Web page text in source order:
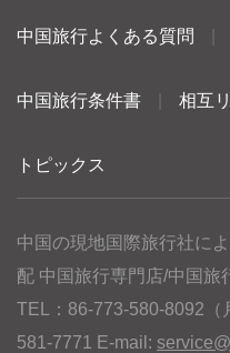
中国旅行よくある質問
中国旅行条件書 相互
トピックス
中国の現地国際旅行社に
配 中国旅行専門店/中国旅
TEL：86-773-580-8092（
581-7771 E-mail: